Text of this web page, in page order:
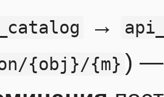
→
{obj}/{m} ) —